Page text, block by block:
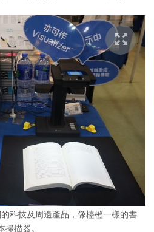
科技及周邊產品，像檯橙一樣的書
掃描器。